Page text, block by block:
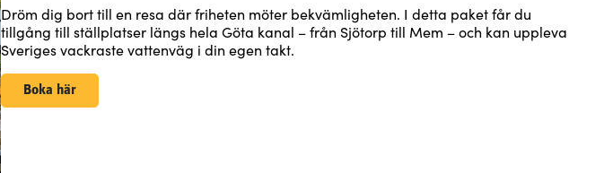
Dröm dig bort till en resa där friheten möter bekvämligheten. I detta paket får du
tillgång till ställplatser längs hela Göta kanal – från Sjötorp till Mem – och kan uppleva
Sveriges vackraste vattenväg i din egen takt.
Boka här